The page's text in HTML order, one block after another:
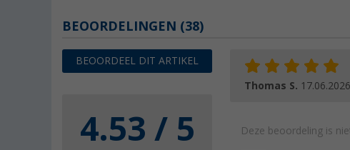
BEOORDELINGEN (38)
BEOORDEEL DIT ARTIKEL
4.53 / 5
Thomas S. 17.06.2026
Deze beoordeling is